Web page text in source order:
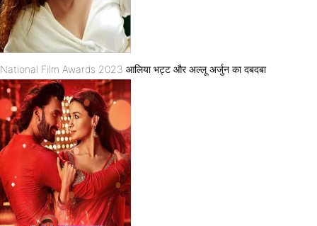
National Film Awards 2023 आलिया भट्ट और अल्लू अर्जुन का दबदबा